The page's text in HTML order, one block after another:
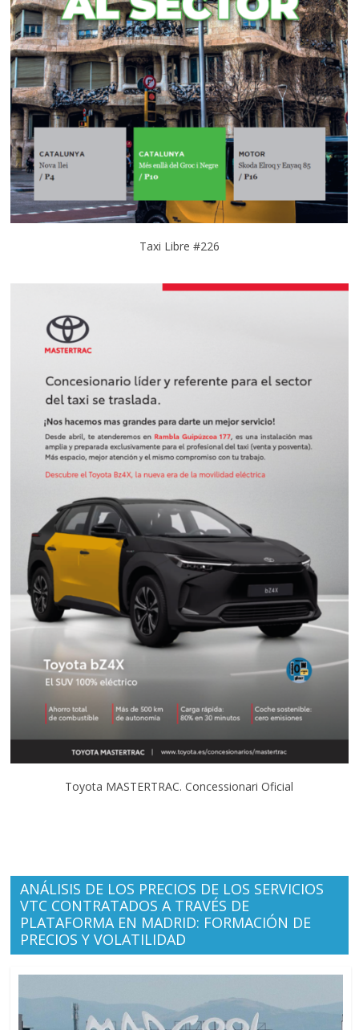
Taxi Libre #226
Toyota MASTERTRAC. Concessionari Oficial
ANÁLISIS DE LOS PRECIOS DE LOS SERVICIOS
VTC CONTRATADOS A TRAVÉS DE
PLATAFORMA EN MADRID: FORMACIÓN DE
PRECIOS Y VOLATILIDAD